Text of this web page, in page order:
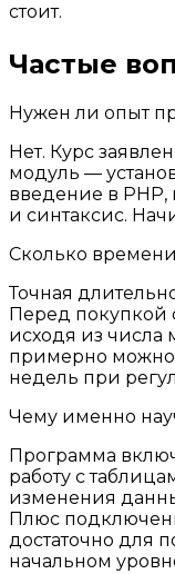
стоит.
Частые
Нужен ли опыт
Нет. Курс
модуль —
введение в
и синтаксис.
Сколько
Точная
Перед покупкой
исходя из числа
примерно можно
недель при
Чему именно
Программа
работу с
изменения
Плюс
достаточно для
начальном